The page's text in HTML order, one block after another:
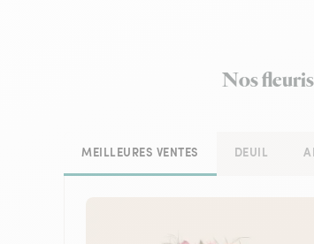
Nos
MEILLEURES VENTES DEUIL